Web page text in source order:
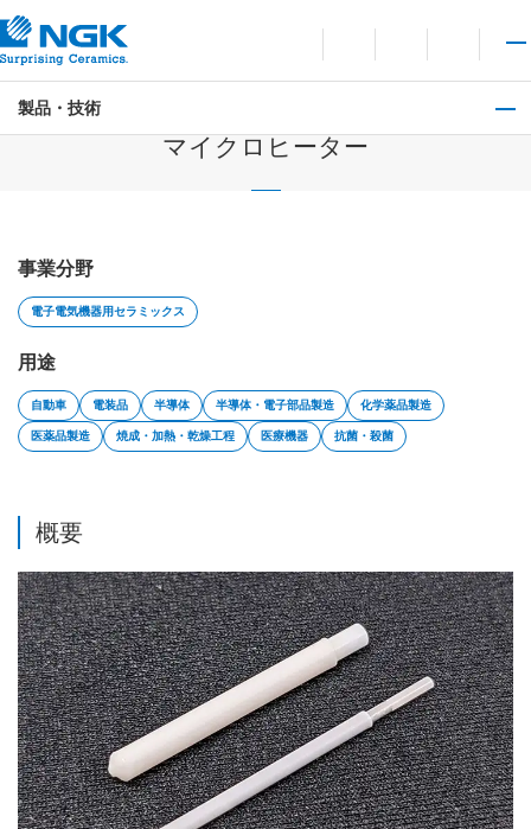
言語切り替えメニュー
サイト内検索を開
お問い合わせ
メイ
製品・技術
マイクロヒーター
事業分野
電子電気機器用セラミックス
用途
自動車 電装品 半導体 半導体・電子部品製造 化学薬品製造
医薬品製造 焼成・加熱・乾燥工程 医療機器 抗菌・殺菌
概要